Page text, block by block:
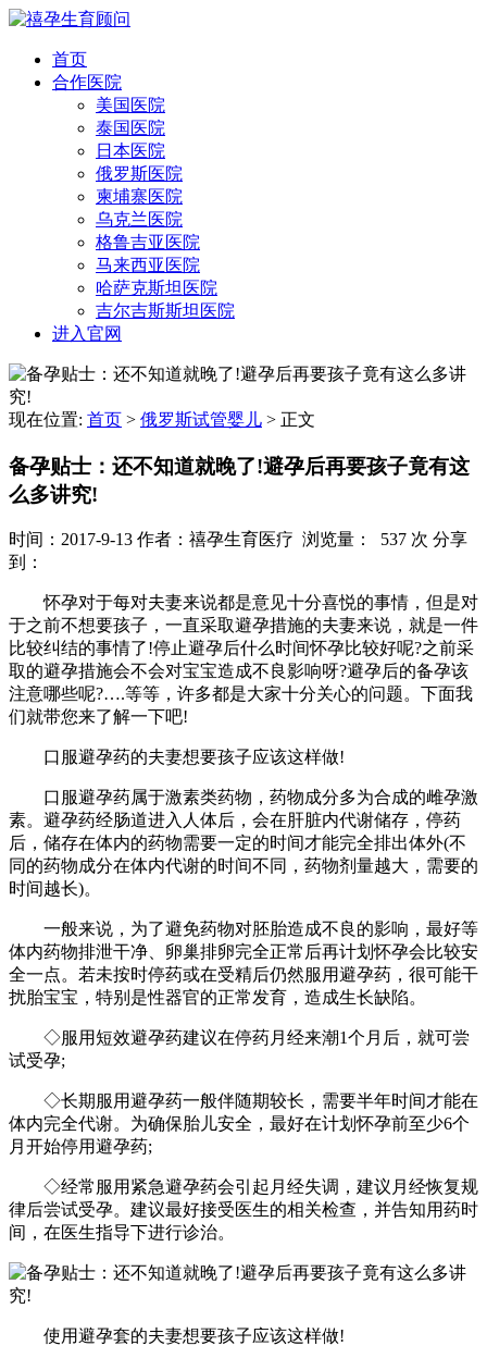
首页
合作医院
美国医院
泰国医院
日本医院
俄罗斯医院
柬埔寨医院
乌克兰医院
格鲁吉亚医院
马来西亚医院
哈萨克斯坦医院
吉尔吉斯斯坦医院
进入官网
现在位置: 首页 > 俄罗斯试管婴儿 > 正文
备孕贴士：还不知道就晚了!避孕后再要孩子竟有这
么多讲究!
时间：2017-9-13 作者：禧孕生育医疗 浏览量： 537 次 分享
到：
怀孕对于每对夫妻来说都是意见十分喜悦的事情，但是对
于之前不想要孩子，一直采取避孕措施的夫妻来说，就是一件
比较纠结的事情了!停止避孕后什么时间怀孕比较好呢?之前采
取的避孕措施会不会对宝宝造成不良影响呀?避孕后的备孕该
注意哪些呢?….等等，许多都是大家十分关心的问题。下面我
们就带您来了解一下吧!
口服避孕药的夫妻想要孩子应该这样做!
口服避孕药属于激素类药物，药物成分多为合成的雌孕激
素。避孕药经肠道进入人体后，会在肝脏内代谢储存，停药
后，储存在体内的药物需要一定的时间才能完全排出体外(不
同的药物成分在体内代谢的时间不同，药物剂量越大，需要的
时间越长)。
一般来说，为了避免药物对胚胎造成不良的影响，最好等
体内药物排泄干净、卵巢排卵完全正常后再计划怀孕会比较安
全一点。若未按时停药或在受精后仍然服用避孕药，很可能干
扰胎宝宝，特别是性器官的正常发育，造成生长缺陷。
◇服用短效避孕药建议在停药月经来潮1个月后，就可尝
试受孕;
◇长期服用避孕药一般伴随期较长，需要半年时间才能在
体内完全代谢。为确保胎儿安全，最好在计划怀孕前至少6个
月开始停用避孕药;
◇经常服用紧急避孕药会引起月经失调，建议月经恢复规
律后尝试受孕。建议最好接受医生的相关检查，并告知用药时
间，在医生指导下进行诊治。
使用避孕套的夫妻想要孩子应该这样做!